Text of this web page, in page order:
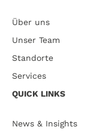
Über uns
Unser Team
Standorte
Services
QUICK LINKS
News & Insights